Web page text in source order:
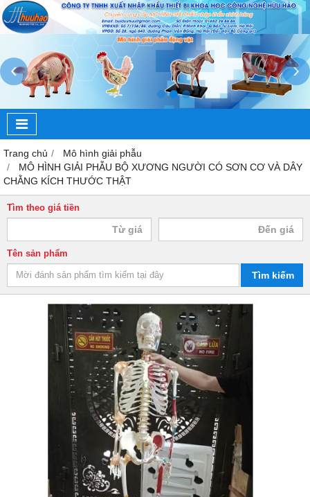
‹ ›
Trang chủ
Mô hình giải phẫu
MÔ HÌNH GIẢI PHẪU BỘ XƯƠNG NGƯỜI CÓ SƠN CƠ VÀ DÂY
CHẰNG KÍCH THƯỚC THẬT
Tìm theo giá tiền
Tên sản phẩm
Tìm kiếm